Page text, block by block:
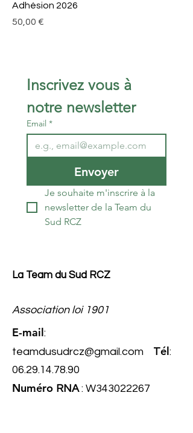
Adhésion 2026
Prix
50,00 €
Inscrivez vous à
notre newsletter
Email *
Envoyer
Je souhaite m'inscrire à la
newsletter de la Team du
Sud RCZ
La Team du Sud RCZ
Association loi 1901
E-mail:
teamdusudrcz@gmail.com
Tél:
06.29.14.78.90
Numéro RNA: W343022267